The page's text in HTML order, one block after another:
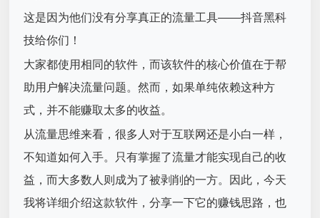
这是因为他们没有分享真正的流量工具——抖音黑科
技给你们！
大家都使用相同的软件，而该软件的核心价值在于帮
助用户解决流量问题。然而，如果单纯依赖这种方
式，并不能赚取太多的收益。
从流量思维来看，很多人对于互联网还是小白一样，
不知道如何入手。只有掌握了流量才能实现自己的收
益，而大多数人则成为了被剥削的一方。因此，今天
我将详细介绍这款软件，分享一下它的赚钱思路，也